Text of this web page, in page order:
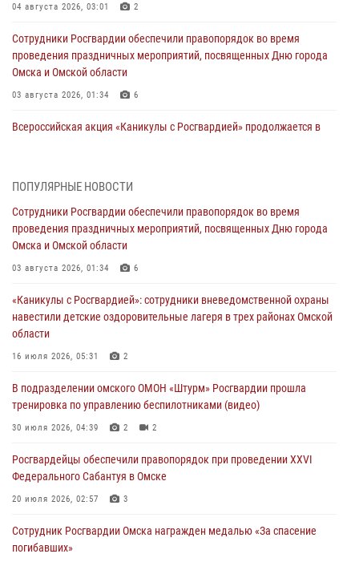
04 августа 2026, 03:01 2
Сотрудники Росгвардии обеспечили правопорядок во время
проведения праздничных мероприятий, посвященных Дню города
Омска и Омской области
03 августа 2026, 01:34 6
Всероссийская акция «Каникулы с Росгвардией» продолжается в
тренировка по управлению беспилотниками (видео)
30 июля 2026, 04:39 2
Росгвардия обеспечила безопасность уникального передвижного
29 июля 2026, 01:49
Росгвардейцы приняли участие в крестном ходе в День крещения
Руси в Омске
При содействии спецназа Росгвардии пресечены нарушения
миграционного законодательства в Омске (видео)
ПОПУЛЯРНЫЕ НОВОСТИ
Сотрудники Росгвардии обеспечили правопорядок во время
проведения праздничных мероприятий, посвященных Дню города
Омска и Омской области
03 августа 2026, 01:34 6
«Каникулы с Росгвардией»: сотрудники вневедомственной охраны
навестили детские оздоровительные лагеря в трех районах Омской
области
16 июля 2026, 05:31 2
В подразделении омского ОМОН «Штурм» Росгвардии прошла
тренировка по управлению беспилотниками (видео)
30 июля 2026, 04:39 2 2
Росгвардейцы обеcпечили правопорядок при проведении XXVI
Федерального Сабантуя в Омске
20 июля 2026, 02:57 3
Сотрудник Росгвардии Омска награжден медалью «За спасение
погибавших»